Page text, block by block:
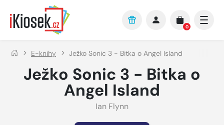
Přejít na hlavní obsah
0
E-knihy Ježko Sonic 3 - Bitka o Angel Island
Ježko Sonic 3 - Bitka o
Angel Island
Ian Flynn